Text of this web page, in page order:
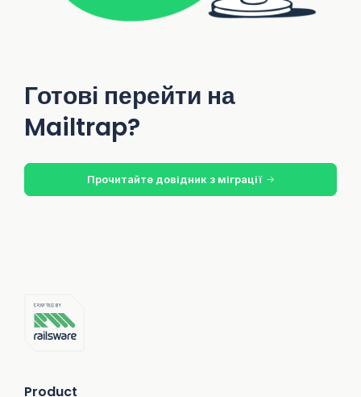
Готові перейти на
Mailtrap?
Прочитайте довідник з міграції
Product